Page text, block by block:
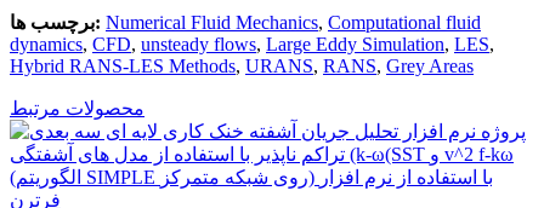
برچسب ها: Numerical Fluid Mechanics, Computational fluid
dynamics, CFD, unsteady flows, Large Eddy Simulation, LES,
Hybrid RANS-LES Methods, URANS, RANS, Grey Areas
محصولات مرتبط